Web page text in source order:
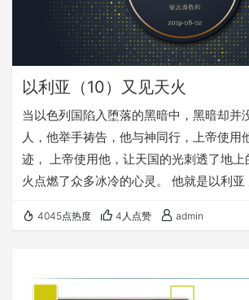
以利亚（10）又见天火
当以色列国陷入堕落的黑暗中，黑暗却并
人，他举手祷告，他与神同行，上帝使用
迹， 上帝使用他，让天国的光刺透了地
火点燃了众多冰冷的心灵。 他就是以利亚
经》，去更认识这位“火与力的先知” 愿感
赞美你 感谢你赐给我们《圣经》真理，让
4045点热度 4人点赞 admin